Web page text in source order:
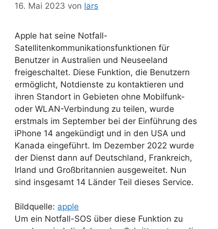
16. Mai 2023 von lars
Apple hat seine Notfall-
Satellitenkommunikationsfunktionen für
Benutzer in Australien und Neuseeland
freigeschaltet. Diese Funktion, die Benutzern
ermöglicht, Notdienste zu kontaktieren und
ihren Standort in Gebieten ohne Mobilfunk-
oder WLAN-Verbindung zu teilen, wurde
erstmals im September bei der Einführung des
iPhone 14 angekündigt und in den USA und
Kanada eingeführt. Im Dezember 2022 wurde
der Dienst dann auf Deutschland, Frankreich,
Irland und Großbritannien ausgeweitet. Nun
sind insgesamt 14 Länder Teil dieses Service.
Bildquelle: apple
Um ein Notfall-SOS über diese Funktion zu